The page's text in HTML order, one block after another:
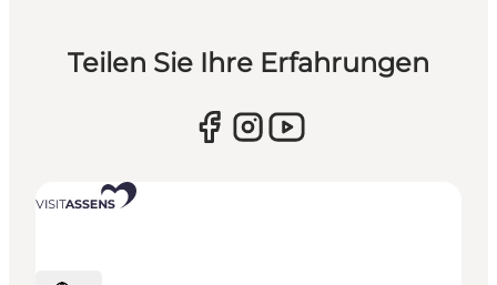
Teilen Sie Ihre Erfahrungen